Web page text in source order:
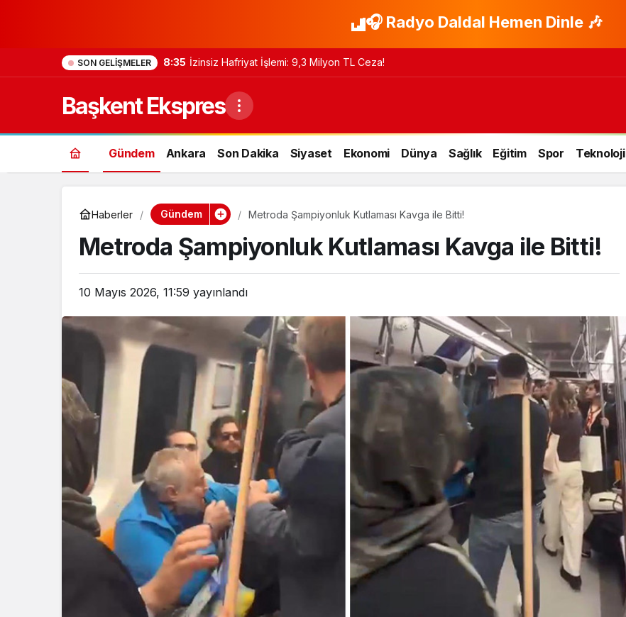
🎧 Radyo Daldal Hemen Dinle 🎶
SON GELIŞMELER 8:33 İçişleri Bakanı, Kahraman Polisleri Ziyaret Etti
Başkent Ekspres
Gündem Ankara Son Dakika Siyaset Ekonomi Dünya Sağlık Eğitim Spor Teknoloji
Haberler Gündem Metroda Şampiyonluk Kutlaması Kavga ile Bitti!
Metroda Şampiyonluk Kutlaması Kavga ile Bitti!
10 Mayıs 2026, 11:59 yayınlandı
İşlemi: 9,3 Milyon
TL Ceza!
Gündem
3 ay önce
İçişleri Bakanı, Kahraman Polisleri
Ziyaret Etti
Gündem
3 ay önce
Yunanistan’da Zeybek Tartışması
Alevlendi!